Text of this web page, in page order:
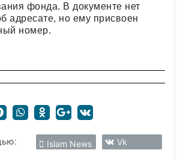
фонда. В документе нет
адресате, но ему присвоен
номер.
Islam News Vk